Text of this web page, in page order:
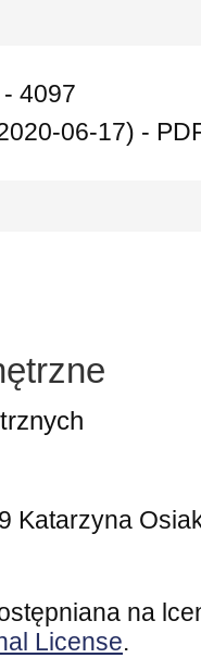
4097
06-17) -
Katarzyna
na
License.